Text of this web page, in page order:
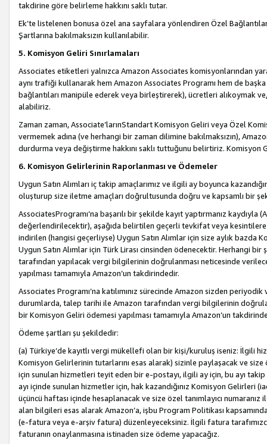
takdirine göre belirleme hakkını saklı tutar.
Ek’te listelenen bonusa özel ana sayfalara yönlendiren Özel
Şartlarına bakılmaksızın kullanılabilir.
5. Komisyon Geliri Sınırlamaları
Associates etiketleri yalnızca Amazon Associates komisyonlarından
aynı trafiği kullanarak hem Amazon Associates Programı hem de
bağlantıları manipüle ederek veya birleştirerek), ücretleri alıkoymak
alabiliriz.
Zaman zaman, Associate’larınStandart Komisyon Geliri veya Özel
vermemek adına (ve herhangi bir zaman dilimine bakılmaksızın),
durdurma veya değiştirme hakkını saklı tuttuğunu belirtiriz. Komisyon
6. Komisyon Gelirlerinin Raporlanması ve Ödemeler
Uygun Satın Alımları iç takip amaçlarımız ve ilgili ay boyunca
oluşturup size iletme amaçları doğrultusunda doğru ve kapsamlı bir
AssociatesProgramı’na başarılı bir şekilde kayıt yaptırmanız
değerlendirilecektir), aşağıda belirtilen geçerli tevkifat veya
indirilen (hangisi geçerliyse) Uygun Satın Alımlar için size aylık
Uygun Satın Alımlar için Türk Lirası cinsinden ödenecektir. Herhangi
tarafından yapılacak vergi bilgilerinin doğrulanması neticesinde
yapılması tamamıyla Amazon’un takdirindedir.
Associates Programı’na katılımınız sürecinde Amazon sizden
durumlarda, talep tarihi ile Amazon tarafından vergi bilgilerinin
bir Komisyon Geliri ödemesi yapılması tamamıyla Amazon’un
Ödeme şartları şu şekildedir:
(a) Türkiye’de kayıtlı vergi mükellefi olan bir kişi/kuruluş iseniz: İlgili
Komisyon Gelirlerinin tutarlarını esas alarak) sizinle paylaşacak ve
için sunulan hizmetleri teyit eden bir e-postayı, ilgili ay için, bu ayı
ayı içinde sunulan hizmetler için, hak kazandığınız Komisyon Gelirleri
üçüncü haftası içinde hesaplanacak ve size özel tanımlayıcı
alan bilgileri esas alarak Amazon’a, işbu Program Politikası
(e-fatura veya e-arşiv fatura) düzenleyeceksiniz. İlgili fatura
faturanın onaylanmasına istinaden size ödeme yapacağız.